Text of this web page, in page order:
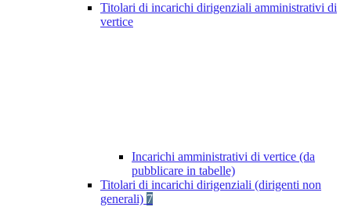
Titolari di incarichi dirigenziali amministrativi di
vertice
Incarichi amministrativi di vertice (da
pubblicare in tabelle)
Titolari di incarichi dirigenziali (dirigenti non
generali) 7